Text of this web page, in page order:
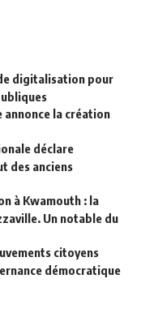
digitalisation pour
annonce la création
déclare
des anciens
à Kwamouth : la
Un notable du
citoyens
démocratique